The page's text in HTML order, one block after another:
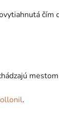
.